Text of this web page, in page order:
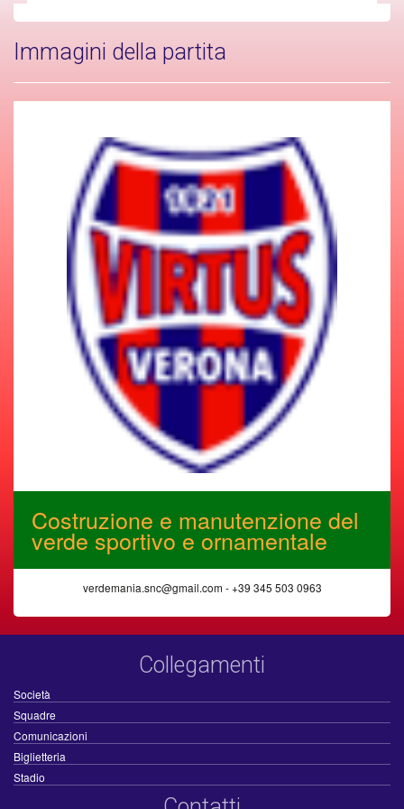
Immagini della partita
Costruzione e manutenzione del
verde sportivo e ornamentale
verdemania.snc@gmail.com - +39 345 503 0963
Collegamenti
Società
Squadre
Comunicazioni
Biglietteria
Stadio